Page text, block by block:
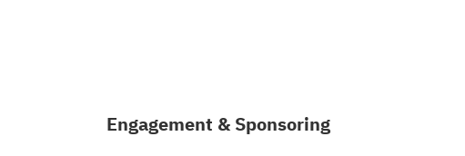
Engagement & Sponsoring